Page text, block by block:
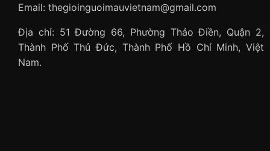
Email: thegioinguoimauvietnam@gmail.com
Địa chỉ: 51 Đường 66, Phường Thảo Điền, Quận 2,
Thành Phố Thủ Đức, Thành Phố Hồ Chí Minh, Việt
Nam.